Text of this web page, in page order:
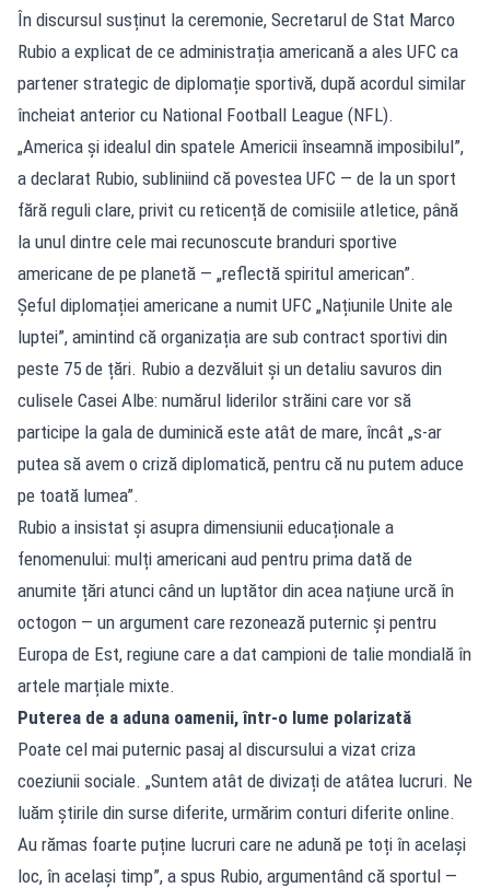
În discursul susținut la ceremonie, Secretarul de Stat Marco
Rubio a explicat de ce administrația americană a ales UFC ca
partener strategic de diplomație sportivă, după acordul similar
încheiat anterior cu National Football League (NFL).
„America și idealul din spatele Americii înseamnă imposibilul”,
a declarat Rubio, subliniind că povestea UFC — de la un sport
fără reguli clare, privit cu reticență de comisiile atletice, până
la unul dintre cele mai recunoscute branduri sportive
americane de pe planetă — „reflectă spiritul american”.
Șeful diplomației americane a numit UFC „Națiunile Unite ale
luptei”, amintind că organizația are sub contract sportivi din
peste 75 de țări. Rubio a dezvăluit și un detaliu savuros din
culisele Casei Albe: numărul liderilor străini care vor să
participe la gala de duminică este atât de mare, încât „s-ar
putea să avem o criză diplomatică, pentru că nu putem aduce
pe toată lumea”.
Rubio a insistat și asupra dimensiunii educaționale a
fenomenului: mulți americani aud pentru prima dată de
anumite țări atunci când un luptător din acea națiune urcă în
octogon — un argument care rezonează puternic și pentru
Europa de Est, regiune care a dat campioni de talie mondială în
artele marțiale mixte.
Puterea de a aduna oamenii, într-o lume polarizată
Poate cel mai puternic pasaj al discursului a vizat criza
coeziunii sociale. „Suntem atât de divizați de atâtea lucruri. Ne
luăm știrile din surse diferite, urmărim conturi diferite online.
Au rămas foarte puține lucruri care ne adună pe toți în același
loc, în același timp”, a spus Rubio, argumentând că sportul —